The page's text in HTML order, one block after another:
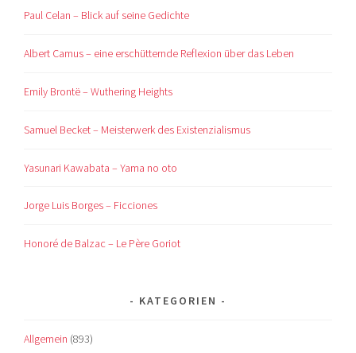
Paul Celan – Blick auf seine Gedichte
Albert Camus – eine erschütternde Reflexion über das Leben
Emily Brontë – Wuthering Heights
Samuel Becket – Meisterwerk des Existenzialismus
Yasunari Kawabata – Yama no oto
Jorge Luis Borges – Ficciones
Honoré de Balzac – Le Père Goriot
KATEGORIEN
Allgemein (893)